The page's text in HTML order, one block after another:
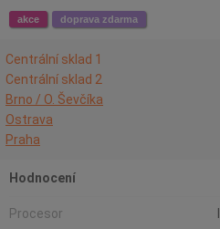
akce doprava zdarma
Centrální sklad 1
Centrální sklad 2
Brno / O. Ševčíka
Ostrava
Praha
Hodnocení
Procesor